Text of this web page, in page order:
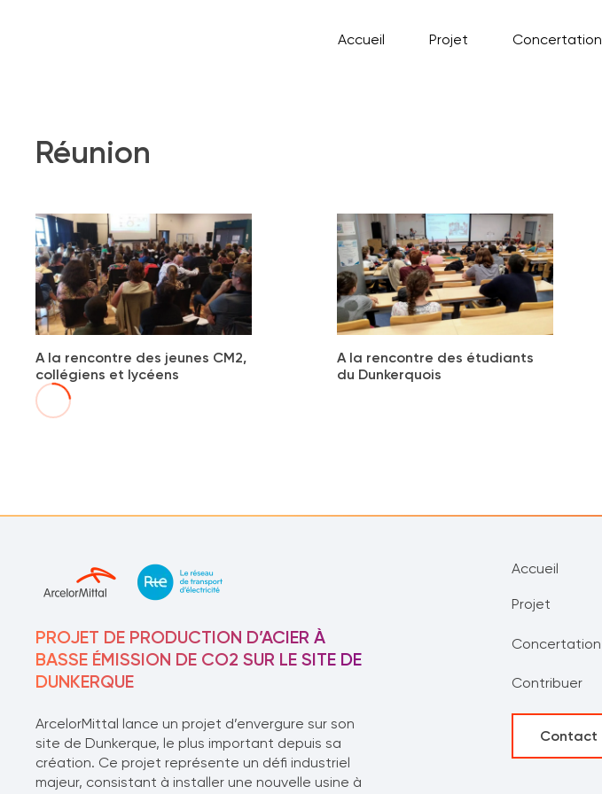
Accueil Projet Concertation
Réunion
A la rencontre des jeunes CM2,
collégiens et lycéens
A la rencontre des étudiants
du Dunkerquois
PROJET DE PRODUCTION D’ACIER À
BASSE ÉMISSION DE CO2 SUR LE SITE DE
DUNKERQUE
ArcelorMittal lance un projet d’envergure sur son
site de Dunkerque, le plus important depuis sa
création. Ce projet représente un défi industriel
majeur, consistant à installer une nouvelle usine à
Accueil
Projet
Concertation
Contribuer
Contact